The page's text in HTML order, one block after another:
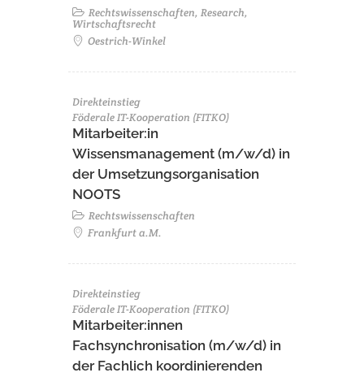
Rechtswissenschaften, Research,
Wirtschaftsrecht
Oestrich-Winkel
Direkteinstieg
Föderale IT-Kooperation (FITKO)
Mitarbeiter:in
Wissensmanagement (m/w/d) in
der Umsetzungsorganisation
NOOTS
Rechtswissenschaften
Frankfurt a.M.
Direkteinstieg
Föderale IT-Kooperation (FITKO)
Mitarbeiter:innen
Fachsynchronisation (m/w/d) in
der Fachlich koordinierenden